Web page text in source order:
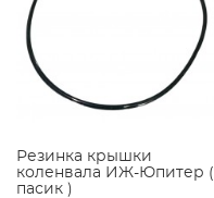
Резинка крышки
коленвала ИЖ-Юпитер (
пасик )